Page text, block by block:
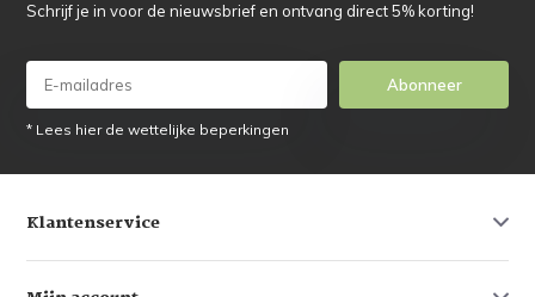
Schrijf je in voor de nieuwsbrief en ontvang direct 5% korting!
Abonneer
* Lees hier de wettelijke beperkingen
Klantenservice